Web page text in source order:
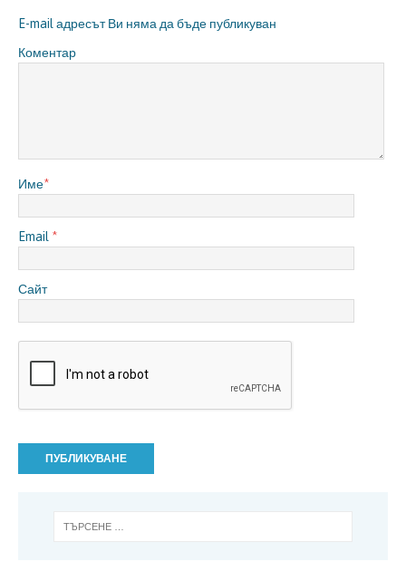
E-mail адресът Ви няма да бъде публикуван
Коментар
Име*
Email *
Сайт